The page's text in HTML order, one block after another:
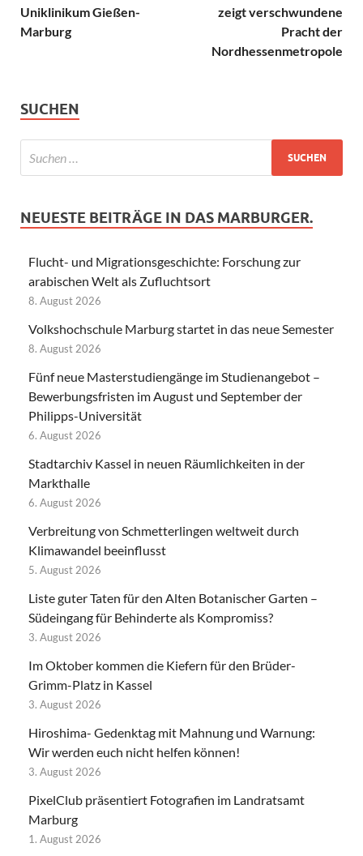
Uniklinikum Gießen-
Marburg
zeigt verschwundene
Pracht der
Nordhessenmetropole
SUCHEN
NEUESTE BEITRÄGE IN DAS MARBURGER.
Flucht- und Migrationsgeschichte: Forschung zur
arabischen Welt als Zufluchtsort
8. August 2026
Volkshochschule Marburg startet in das neue Semester
8. August 2026
Fünf neue Masterstudiengänge im Studienangebot –
Bewerbungsfristen im August und September der
Philipps-Universität
6. August 2026
Stadtarchiv Kassel in neuen Räumlichkeiten in der
Markthalle
6. August 2026
Verbreitung von Schmetterlingen weltweit durch
Klimawandel beeinflusst
5. August 2026
Liste guter Taten für den Alten Botanischer Garten –
Südeingang für Behinderte als Kompromiss?
3. August 2026
Im Oktober kommen die Kiefern für den Brüder-
Grimm-Platz in Kassel
3. August 2026
Hiroshima- Gedenktag mit Mahnung und Warnung:
Wir werden euch nicht helfen können!
3. August 2026
PixelClub präsentiert Fotografien im Landratsamt
Marburg
1. August 2026